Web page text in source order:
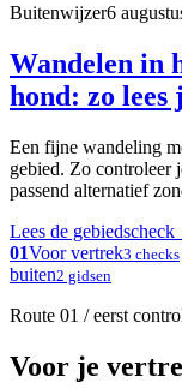
Buitenwijzer6
Wandelen in
hond: zo lees
Een fijne wandeling
gebied. Zo controleer
passend alternatief
Lees de gebiedscheck
01Voor vertrek3 checks
buiten2 gidsen
Route 01 / eerst
Voor je